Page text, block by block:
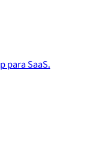
para SaaS.